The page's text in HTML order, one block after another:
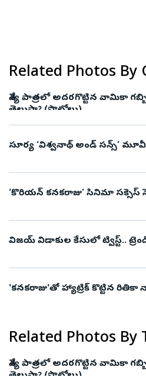
Related Photos By
వేశ్య పాత్రలో అదరగొట్టిన వామికా
తెలుసా? (ఫొటోలు)
సూర్య ‘విశ్వనాథ్ అండ్ సన్స్’ మూవీ
‘కొరియన్‌ కనకరాజు’ సినిమా సక్సెస్‌
విజయ్ విడాకుల కేసులో ట్విస్ట్..
'కనకరాజు'తో హ్యాట్రిక్ కొట్టిన
Related Photos By
వేశ్య పాత్రలో అదరగొట్టిన వామికా
తెలుసా? (ఫొటోలు)